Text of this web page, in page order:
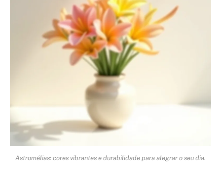
Astromélias: cores vibrantes e durabilidade para alegrar o seu dia.